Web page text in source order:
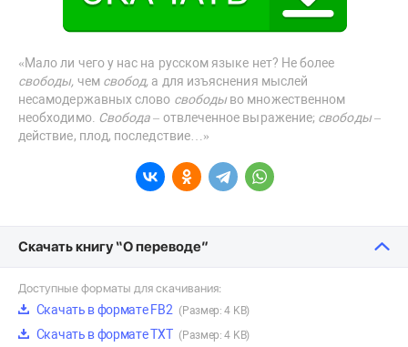
«Мало ли чего у нас на русском языке нет? Не более
свободы, чем свобод, а для изъяснения мыслей
несамодержавных слово свободы во множественном
необходимо. Свобода– отвлеченное выражение; свободы–
действие, плод, последствие…»
Скачать книгу “О переводе”
Доступные форматы для скачивания:
Скачать в формате FB2 (Размер: 4 KB)
Скачать в формате TXT (Размер: 4 KB)